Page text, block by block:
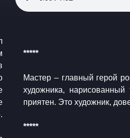
*****
​Мастер – главный герой
художника,
приятен. Это художник,
​*****